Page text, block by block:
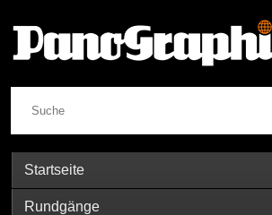
Suche
Startseite
Rundgänge